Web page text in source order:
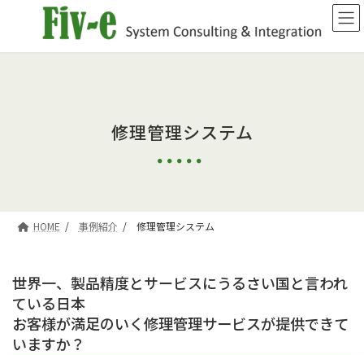
ン
ー
修理管理システム
HOME 事例紹介 修理管理システム
世界一、製品精度とサービスにうるさい国と言われ
ている日本
お客様が満足のいく修理管理サービスが提供できて
いますか？